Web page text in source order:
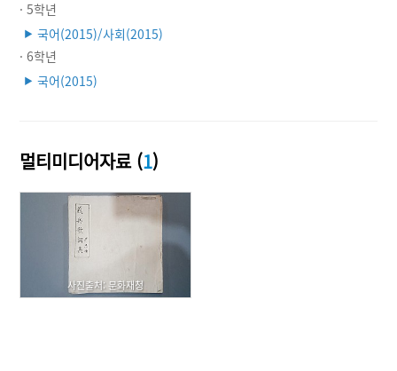
· 5학년
▶ 국어(2015)/사회(2015)
· 6학년
▶ 국어(2015)
멀티미디어자료 (1)
사진출처: 문화재청